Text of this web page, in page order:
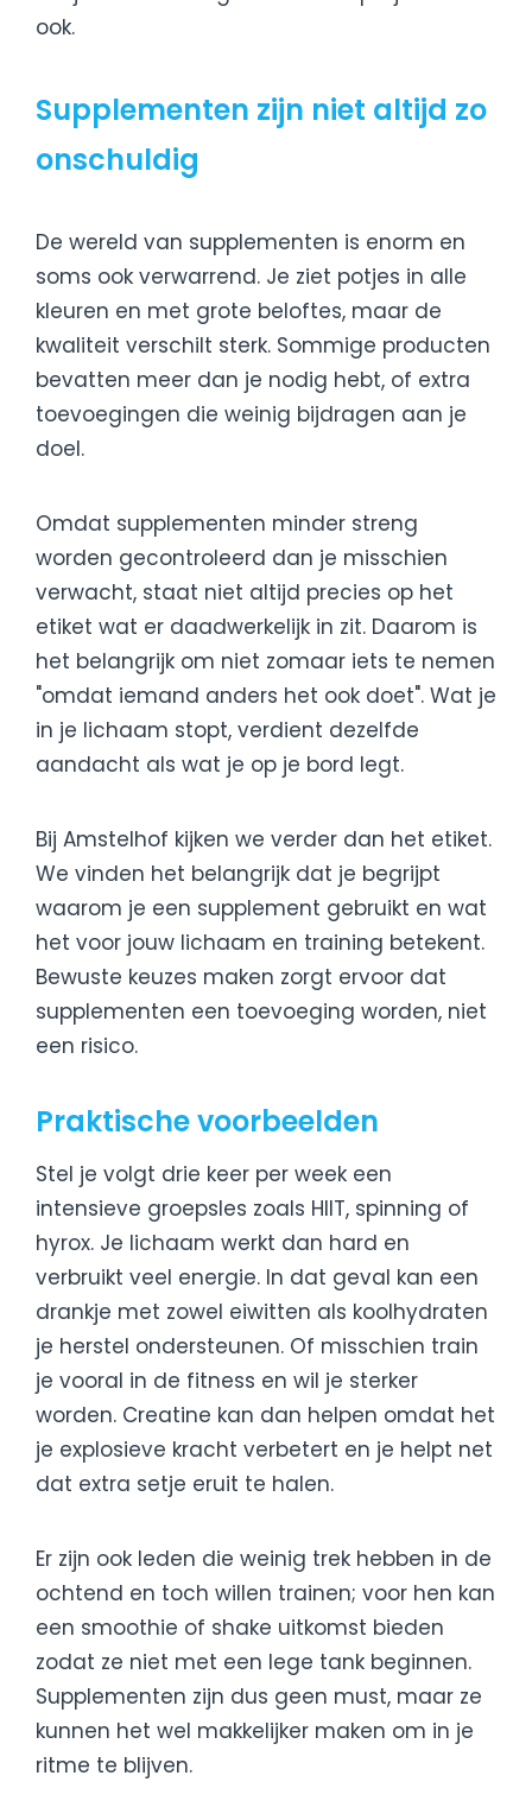
ook.
Supplementen zijn niet altijd zo
onschuldig
De wereld van supplementen is enorm en
soms ook verwarrend. Je ziet potjes in alle
kleuren en met grote beloftes, maar de
kwaliteit verschilt sterk. Sommige producten
bevatten meer dan je nodig hebt, of extra
toevoegingen die weinig bijdragen aan je
doel.
Omdat supplementen minder streng
worden gecontroleerd dan je misschien
verwacht, staat niet altijd precies op het
etiket wat er daadwerkelijk in zit. Daarom is
het belangrijk om niet zomaar iets te nemen
"omdat iemand anders het ook doet". Wat je
in je lichaam stopt, verdient dezelfde
aandacht als wat je op je bord legt.
Bij Amstelhof kijken we verder dan het etiket.
We vinden het belangrijk dat je begrijpt
waarom je een supplement gebruikt en wat
het voor jouw lichaam en training betekent.
Bewuste keuzes maken zorgt ervoor dat
supplementen een toevoeging worden, niet
een risico.
Praktische voorbeelden
Stel je volgt drie keer per week een
intensieve groepsles zoals HIIT, spinning of
hyrox. Je lichaam werkt dan hard en
verbruikt veel energie. In dat geval kan een
drankje met zowel eiwitten als koolhydraten
je herstel ondersteunen. Of misschien train
je vooral in de fitness en wil je sterker
worden. Creatine kan dan helpen omdat het
je explosieve kracht verbetert en je helpt net
dat extra setje eruit te halen.
Er zijn ook leden die weinig trek hebben in de
ochtend en toch willen trainen; voor hen kan
een smoothie of shake uitkomst bieden
zodat ze niet met een lege tank beginnen.
Supplementen zijn dus geen must, maar ze
kunnen het wel makkelijker maken om in je
ritme te blijven.